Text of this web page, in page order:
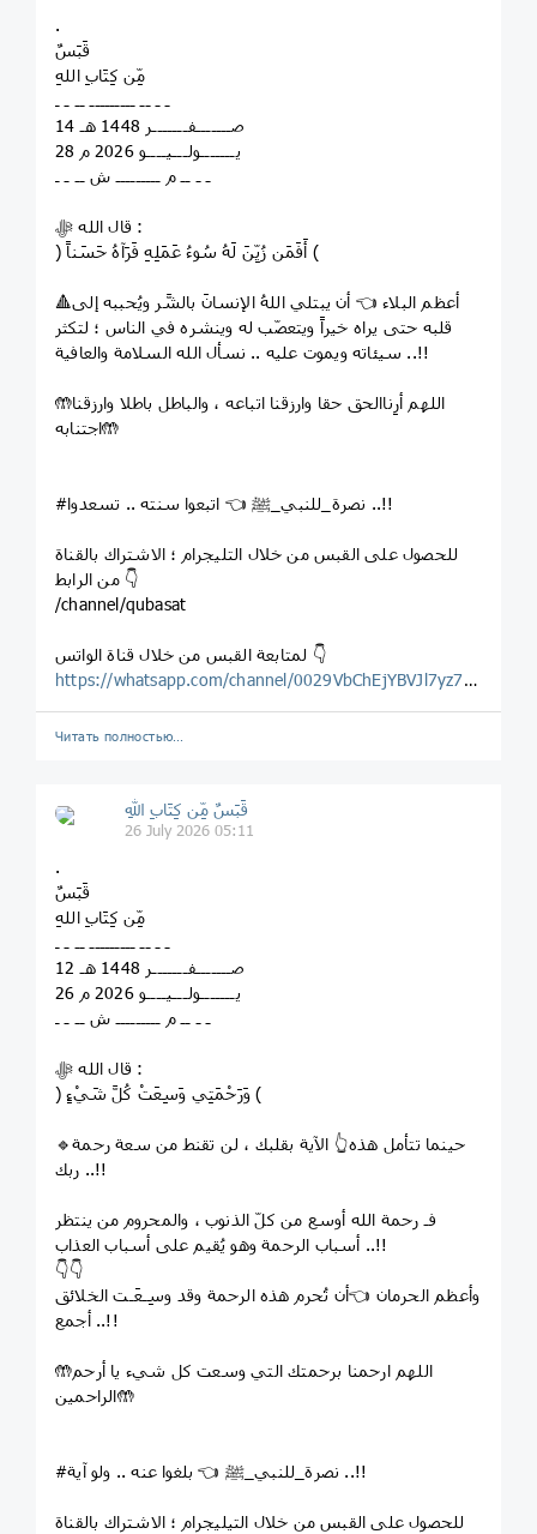
.
قَبَسٌ
مِّن كِتَابِ اللهِ
14 صـــــــفـــــــر 1448 هـ
28 يـــــــولـــيــــو 2026 م
ـ ـ ــ م ـــــــــ ش ــ ـ ـ
قال الله ﷻ :
﴿ أَفَمَن زُيِّنَ لَهُ سُوءُ عَمَلِهِ فَرَآهُ حَسَناً ﴾
🔺أعظم البلاء 👈 أن يبتلي اللهُ الإنسانَ بالشَّر ويُحببه إلى
قلبه حتى يراه خيراً ويتعصّب له وينشره في الناس ؛ لتكثر
سيئاته ويموت عليه .. نسأل الله السلامة والعافية ..!!
🤲اللهم أرِناالحق حقا وارزقنا اتباعه ، والباطل باطلا وارزقنا
اجتنابه🤲
#نصرة_للنبي_ﷺ 👈 اتبعوا سنته .. تسعدوا ..!!
للحصول على القبس من خلال التليجرام ؛ الاشتراك بالقناة
من الرابط 👇
/channel/qubasat
لمتابعة القبس من خلال قناة الواتس 👇
https://whatsapp.com/channel/0029VbChEjYBVJl7yz7Wg123
Читать полностью…
قَبَسٌ مِّن كِتَابِ اللهِ
26 July 2026 05:11
.
قَبَسٌ
مِّن كِتَابِ اللهِ
12 صـــــــفـــــــر 1448 هـ
26 يـــــــولـــيــــو 2026 م
ـ ـ ــ م ـــــــــ ش ــ ـ ـ
قال الله ﷻ :
﴿ وَرَحْمَتِي وَسِعَتْ كُلَّ شَيْءٍ ﴾
🔹حينما تتأمل هذه👆 الآية بقلبك ، لن تقنط من سعة رحمة
ربك ..!!
فـ رحمة الله أوسع من كلّ الذنوب ، والمحروم من ينتظر
أسباب الرحمة وهو يُقيم على أسباب العذاب ..!!
👇👇
وأعظم الحرمان 👈أن تُحرم هذه الرحمة وقد وسِـعَـت الخلائق
أجمع ..!!
🤲اللهم ارحمنا برحمتك التي وسعت كل شيء يا أرحم
الراحمين🤲
#نصرة_للنبي_ﷺ 👈 بلغوا عنه .. ولو آية ..!!
للحصول على القبس من خلال التيليجرام ؛ الاشتراك بالقناة